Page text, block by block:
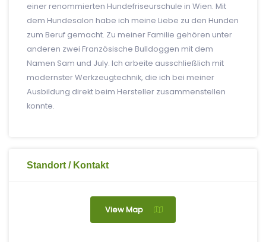
einer renommierten Hundefriseurschule in Wien. Mit
dem Hundesalon habe ich meine Liebe zu den Hunden
zum Beruf gemacht. Zu meiner Familie gehören unter
anderen zwei Französische Bulldoggen mit dem
Namen Sam und July. Ich arbeite ausschließlich mit
modernster Werkzeugtechnik, die ich bei meiner
Ausbildung direkt beim Hersteller zusammenstellen
konnte.
Standort / Kontakt
View Map